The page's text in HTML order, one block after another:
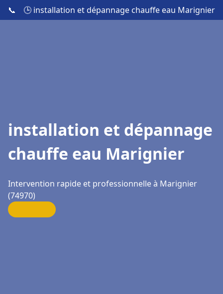
📞 🕒 installation et dépannage chauffe eau Marignier
installation et dépannage
chauffe eau Marignier
Intervention rapide et professionnelle à Marignier
(74970)